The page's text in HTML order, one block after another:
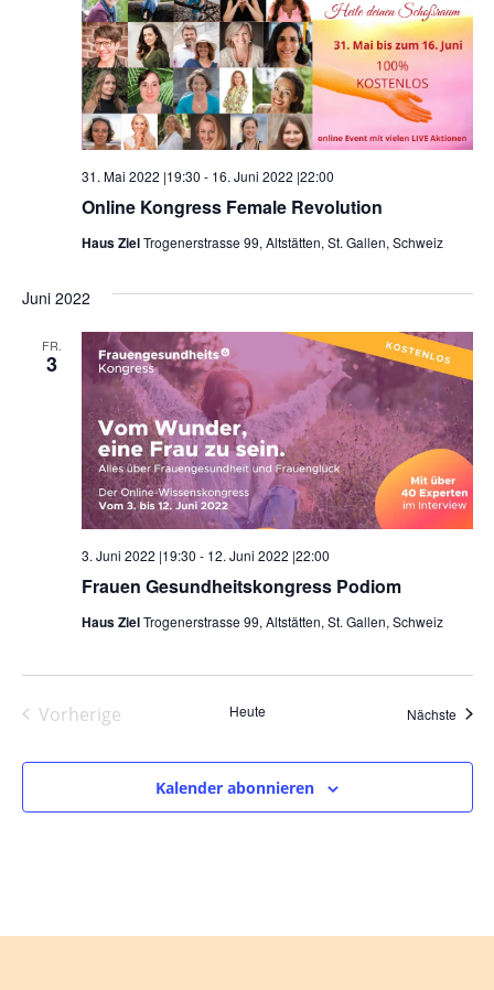
Online Kongress Female Revolution
31. Mai 2022 |19:30 - 16. Juni 2022 |22:00
Haus ZielTrogenerstrasse 99, Altstätten, St. Gallen, Schweiz
Juni 2022
FR.
3
Frauen Gesundheitskongress Podiom
3. Juni 2022 |19:30 - 12. Juni 2022 |22:00
Haus ZielTrogenerstrasse 99, Altstätten, St. Gallen, Schweiz
Vorherige
Heute Nächste
Kalender abonnieren